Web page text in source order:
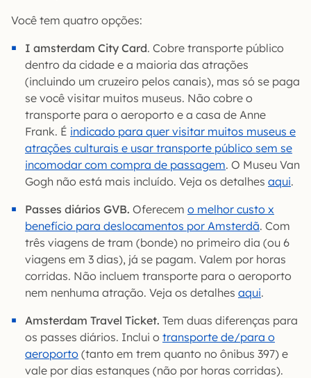
Você tem quatro opções:
I amsterdam City Card. Cobre transporte público
dentro da cidade e a maioria das atrações
(incluindo um cruzeiro pelos canais), mas só se paga
se você visitar muitos museus. Não cobre o
transporte para o aeroporto e a casa de Anne
Frank. É indicado para quer visitar muitos museus e
atrações culturais e usar transporte público sem se
incomodar com compra de passagem. O Museu Van
Gogh não está mais incluído. Veja os detalhes aqui.
Passes diários GVB. Oferecem o melhor custo x
benefício para deslocamentos por Amsterdã. Com
três viagens de tram (bonde) no primeiro dia (ou 6
viagens em 3 dias), já se pagam. Valem por horas
corridas. Não incluem transporte para o aeroporto
nem nenhuma atração. Veja os detalhes aqui.
Amsterdam Travel Ticket. Tem duas diferenças para
os passes diários. Inclui o transporte de/para o
aeroporto (tanto em trem quanto no ônibus 397) e
vale por dias estanques (não por horas corridas).